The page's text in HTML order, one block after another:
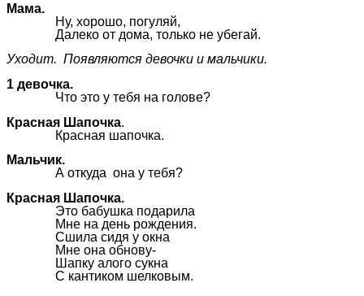
Мама.
Ну, хорошо, погуляй,
Далеко от дома, только не убегай.
Уходит. Появляются девочки и мальчики.
1 девочка.
Что это у тебя на голове?
Красная Шапочка.
Красная шапочка.
Мальчик.
А откуда она у тебя?
Красная Шапочка.
Это бабушка подарила
Мне на день рождения.
Сшила сидя у окна
Мне она обнову-
Шапку алого сукна
С кантиком шелковым.